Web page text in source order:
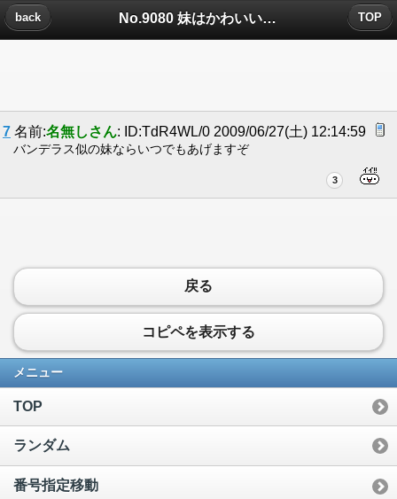
No.9080 妹はかわいいについたコメント
back TOP
7 名前:名無しさん: ID:TdR4WL/0 2009/06/27(土) 12:14:59
バンデラス似の妹ならいつでもあげますぞ
3
戻る
コピペを表示する
メニュー
TOP
ランダム
番号指定移動